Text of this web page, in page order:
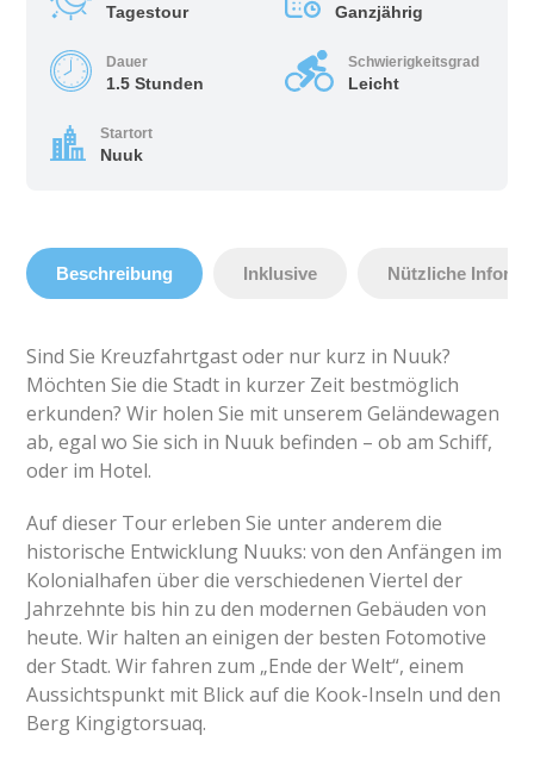
Tagestour Ganzjährig
Dauer
1.5 Stunden
Schwierigkeitsgrad
Leicht
Startort
Nuuk
Beschreibung Inklusive Nützliche
Sind Sie Kreuzfahrtgast oder nur kurz in Nuuk?
Möchten Sie die Stadt in kurzer Zeit bestmöglich
erkunden? Wir holen Sie mit unserem Geländewagen
ab, egal wo Sie sich in Nuuk befinden – ob am Schiff,
oder im Hotel.
Auf dieser Tour erleben Sie unter anderem die
historische Entwicklung Nuuks: von den Anfängen im
Kolonialhafen über die verschiedenen Viertel der
Jahrzehnte bis hin zu den modernen Gebäuden von
heute. Wir halten an einigen der besten Fotomotive
der Stadt. Wir fahren zum „Ende der Welt“, einem
Aussichtspunkt mit Blick auf die Kook-Inseln und den
Berg Kingigtorsuaq.